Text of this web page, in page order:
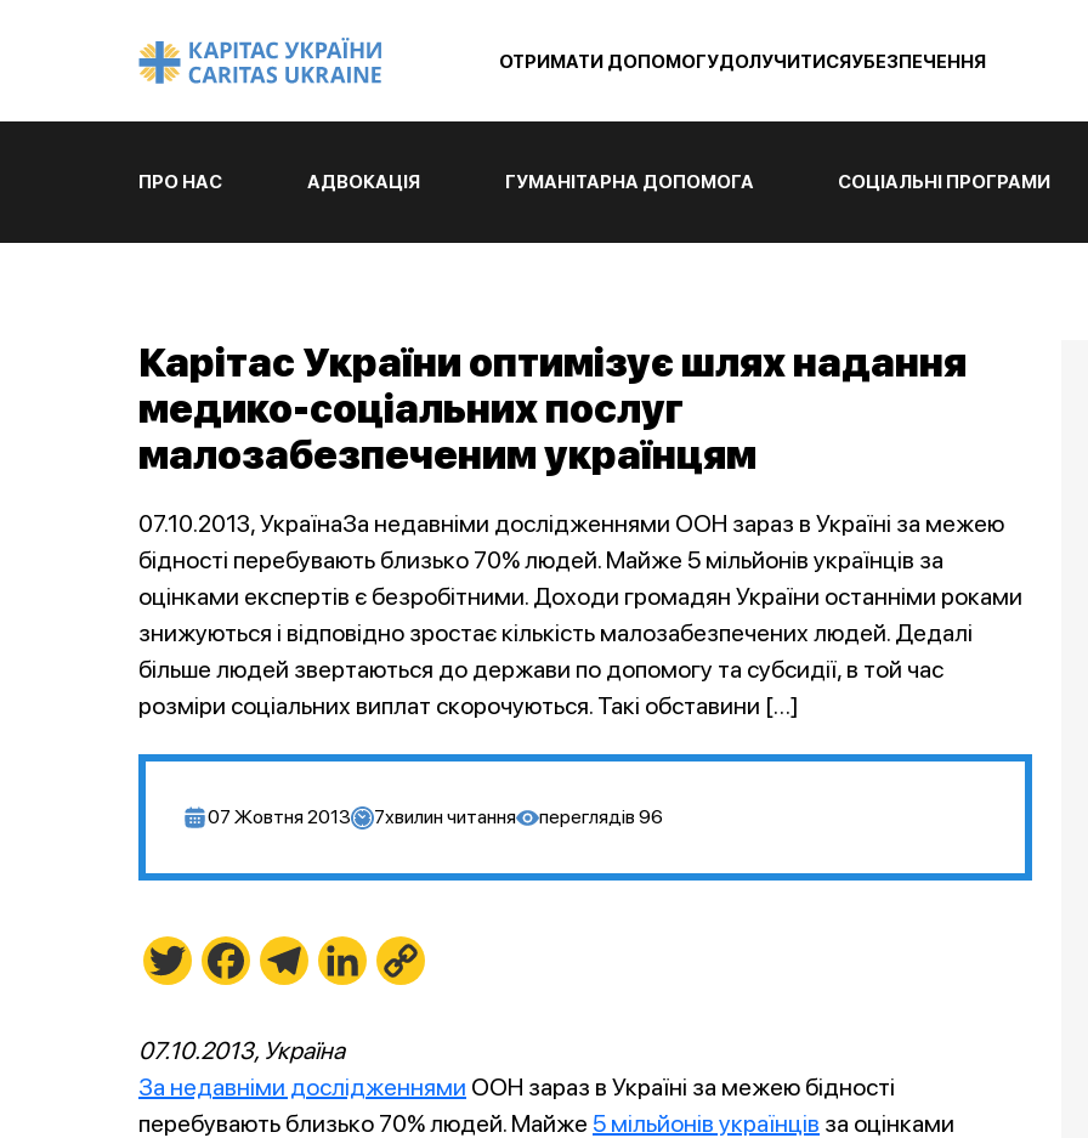
ОТРИМАТИ ДОПОМОГУДОЛУЧИТИСЯУБЕЗПЕЧЕННЯ
ПРО НАС АДВОКАЦІЯ ГУМАНІТАРНА ДОПОМОГА СОЦІАЛЬНІ ПРОГРАМИ
Карітас України оптимізує шлях надання
медико-соціальних послуг
малозабезпеченим українцям
07.10.2013, УкраїнаЗа недавніми дослідженнями ООН зараз в Україні за межею
бідності перебувають близько 70% людей. Майже 5 мільйонів українців за
оцінками експертів є безробітними. Доходи громадян України останніми роками
знижуються і відповідно зростає кількість малозабезпечених людей. Дедалі
більше людей звертаються до держави по допомогу та субсидії, в той час
розміри соціальних виплат скорочуються. Такі обставини […]
07 Жовтня 2013 7хвилин читання переглядів 96
Twitter FacebookTelegramLinkedIn
07.10.2013, Україна
За недавніми дослідженнями ООН зараз в Україні за межею бідності
перебувають близько 70% людей. Майже 5 мільйонів українців за оцінками